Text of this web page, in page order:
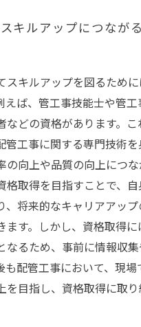
キルアップにつなが
スキルアップを図るため
えば、管工事技能士や管
などの資格があります。
管工事に関する専門技術を
向上や品質の向上につな
格取得を目指すことで、
、将来的なキャリアアッ
ます。しかし、資格取得
なるため、事前に情報収
も配管工事において、現場
を目指し、資格取得に取